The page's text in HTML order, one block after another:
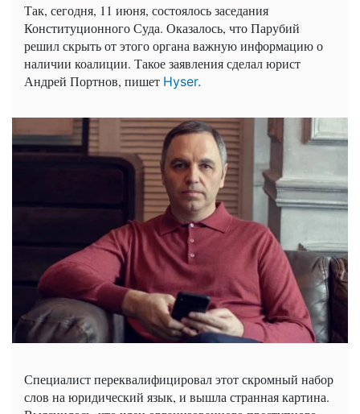
Так, сегодня, 11 июня, состоялось заседания
Конституционного Суда. Оказалось, что Парубий
решил скрыть от этого органа важную информацию о
наличии коалиции. Такое заявления сделал юрист
Андрей Портнов, пишет Hyser.
Специалист переквалифицировал этот скромный набор
слов на юридический язык, и вышла странная картина.